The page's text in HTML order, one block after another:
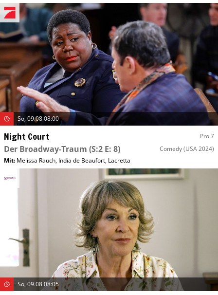
So, 09.08 08:00
Night Court Pro 7
Der Broadway-Traum (S:2 E: 8) Comedy(USA 2024)
Mit: Melissa Rauch, India de Beaufort, Lacretta
So, 09.08 08:05